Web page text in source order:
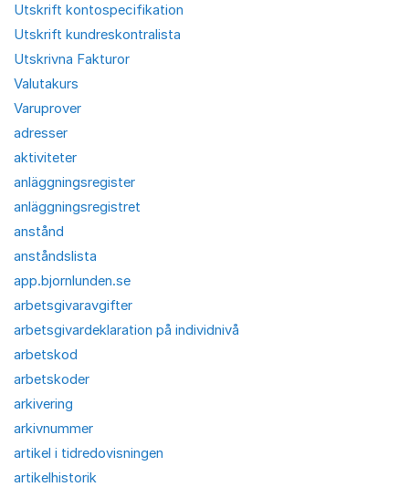
Utskrift kontospecifikation
Utskrift kundreskontralista
Utskrivna Fakturor
Valutakurs
Varuprover
adresser
aktiviteter
anläggningsregister
anläggningsregistret
anstånd
anståndslista
app.bjornlunden.se
arbetsgivaravgifter
arbetsgivardeklaration på individnivå
arbetskod
arbetskoder
arkivering
arkivnummer
artikel i tidredovisningen
artikelhistorik